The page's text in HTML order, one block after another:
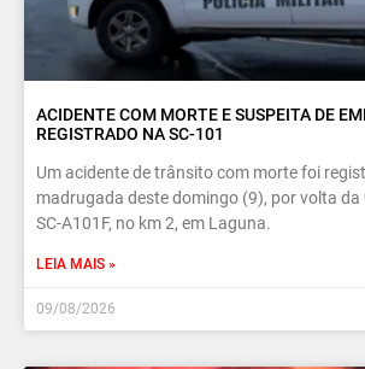
ACIDENTE COM MORTE E SUSPEITA DE
REGISTRADO NA SC-101
Um acidente de trânsito com morte foi
madrugada deste domingo (9), por volta da
SC-A101F, no km 2, em Laguna.
LEIA MAIS »
09/08/2026